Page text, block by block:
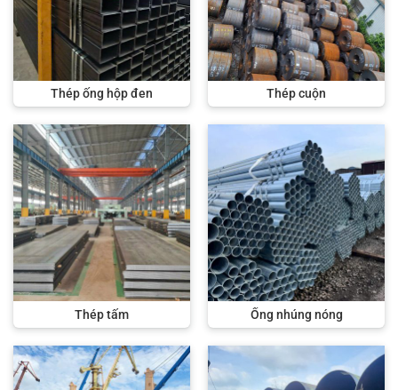
Thép ống hộp đen Thép cuộn
Thép tấm Ống nhúng nóng